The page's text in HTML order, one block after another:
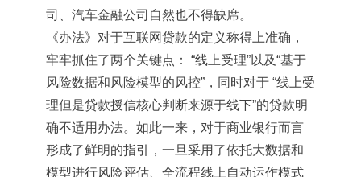
司、汽车金融公司自然也不得缺席。
《办法》对于互联网贷款的定义称得上准确，
牢牢抓住了两个关键点：
“线上受理”以及“基于
风险数据和风险模型的风控”，同时对于 “线上受
理但是贷款授信核心判断来源于线下”的贷款明
确不适用办法。如此一来，对于商业银行而言
形成了鲜明的指引，一旦采用了依托大数据和
模型进行风险评估、全流程线上自动运作模式